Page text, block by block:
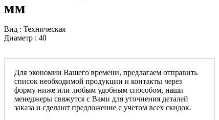
мм
Вид : Техническая
Диаметр : 40
Для экономии Вашего времени, предлагаем отправить
список необходимой продукции и контакты через
форму ниже или любым удобным способом, наши
менеджеры свяжутся с Вами для уточнения деталей
заказа и сделают предложение с учетом всех скидок.